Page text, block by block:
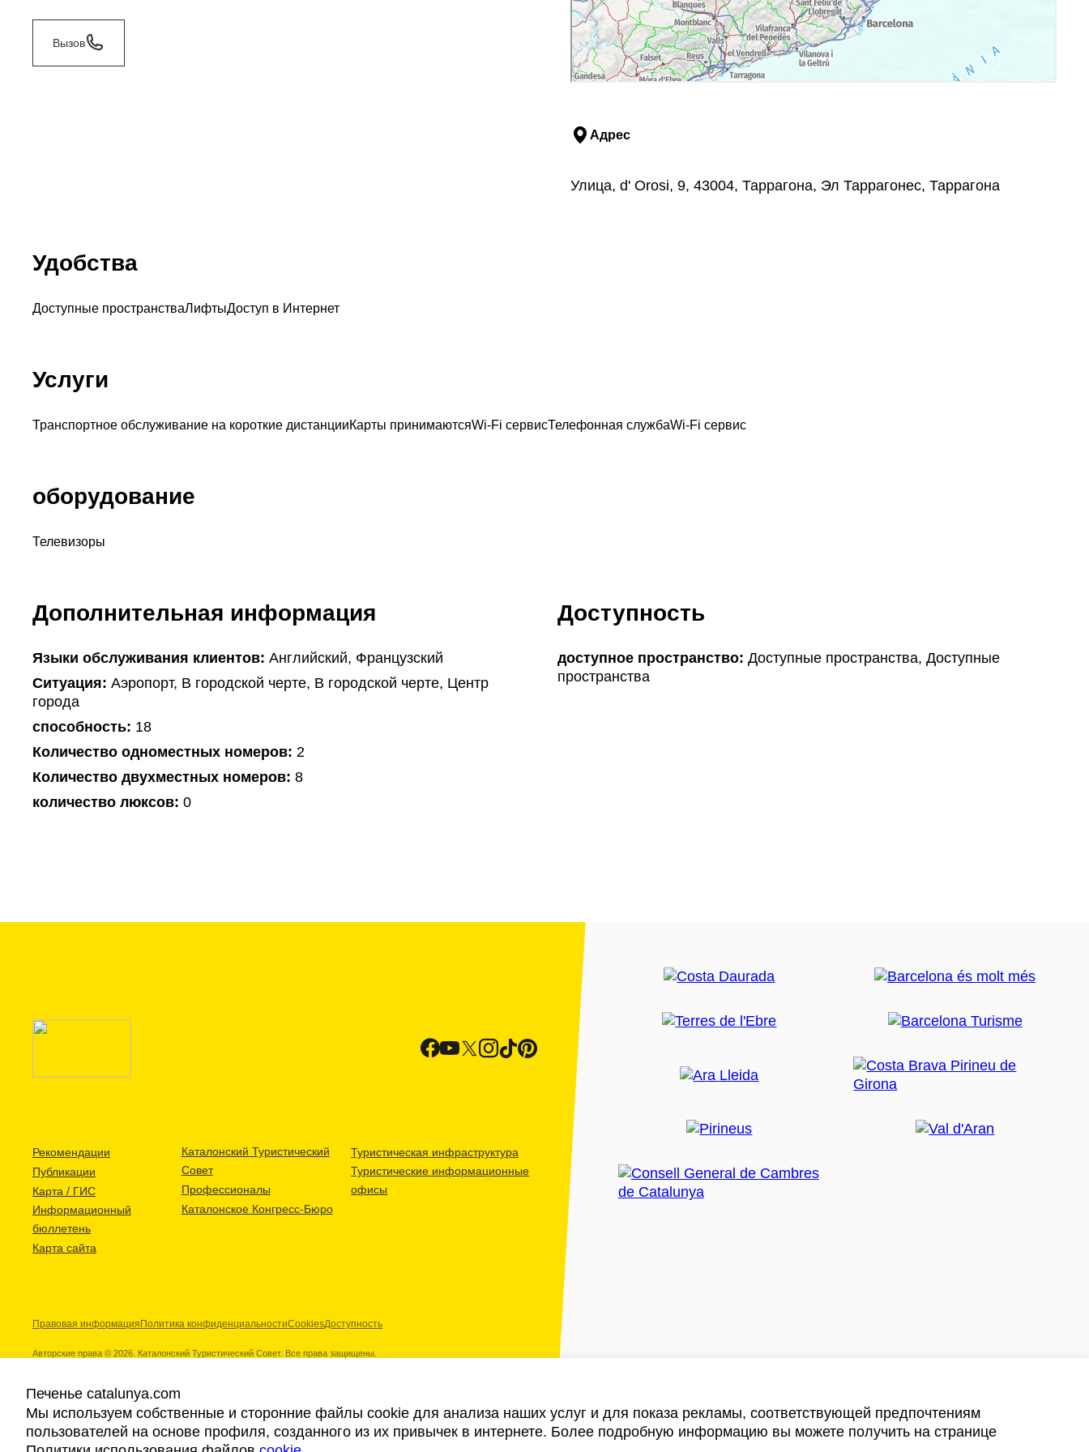
Вызов
Адрес
Улица, d' Orosi, 9, 43004, Таррагона, Эл Таррагонес, Таррагона
Удобства
Доступные пространстваЛифтыДоступ в Интернет
Услуги
Транспортное обслуживание на короткие дистанцииКарты принимаютсяWi-Fi сервисТелефонная службаWi-Fi сервис
оборудование
Телевизоры
Дополнительная информация
Языки обслуживания клиентов: Английский, Французский
Ситуация: Аэропорт, В городской черте, В городской черте, Центр
города
способность: 18
Количество одноместных номеров: 2
Количество двухместных номеров: 8
количество люксов: 0
Доступность
доступное пространство: Доступные пространства, Доступные
пространства
Рекомендации
Публикации
Карта / ГИС
Информационный
бюллетень
Карта сайта
Каталонский Туристический
Совет
Профессионалы
Каталонское Конгресс-Бюро
Туристическая инфраструктура
Туристические информационные
офисы
Правовая информация Политика конфиденциальностиCookiesДоступность
Авторские права © 2026. Каталонский Туристический Совет. Все права защищены.
Наши партнеры
Печенье catalunya.com
Мы используем собственные и сторонние файлы cookie для анализа наших услуг и для показа рекламы, соответствующей предпочтениям
пользователей на основе профиля, созданного из их привычек в интернете. Более подробную информацию вы можете получить на странице